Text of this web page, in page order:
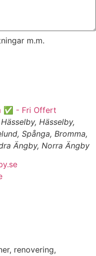
m.m.
✅ - Fri Offert
Hässelby,
Spånga, Bromma,
Ängby, Norra Ängby
renovering,